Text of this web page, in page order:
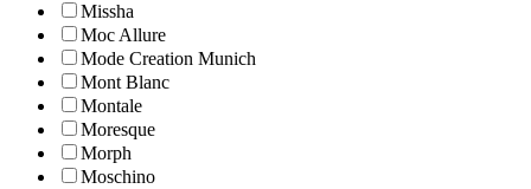
Missha
Moc Allure
Mode Creation Munich
Mont Blanc
Montale
Moresque
Morph
Moschino